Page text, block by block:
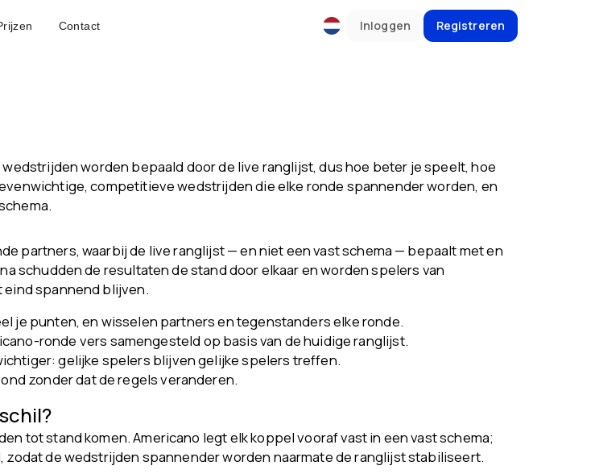
Contact Inloggen Registreren
worden bepaald door de live ranglijst, dus hoe beter je speelt, hoe
competitieve wedstrijden die elke ronde spannender worden, en
partners, waarbij de live ranglijst — en niet een vast schema — bepaalt met en
schudden de resultaten de stand door elkaar en worden spelers van
spannend blijven.
je punten, en wisselen partners en tegenstanders elke ronde.
ronde vers samengesteld op basis van de huidige ranglijst.
gelijke spelers blijven gelijke spelers treffen.
zonder dat de regels veranderen.
tot stand komen. Americano legt elk koppel vooraf vast in een vast schema;
de wedstrijden spannender worden naarmate de ranglijst stabiliseert.